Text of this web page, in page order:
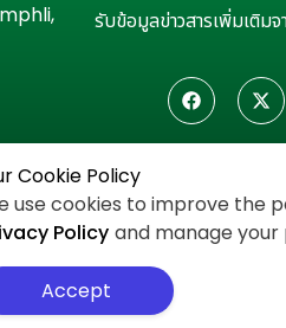
รับข้อมูลข่าวสารเพิ่มเติม
Cookie Policy
use cookies to improve the
Policy and manage
Accept